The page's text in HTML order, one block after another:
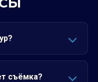
съёмка?